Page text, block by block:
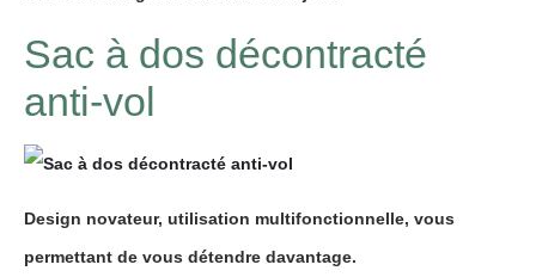
Sac à dos décontracté
anti-vol
Design novateur, utilisation multifonctionnelle, vous
permettant de vous détendre davantage.